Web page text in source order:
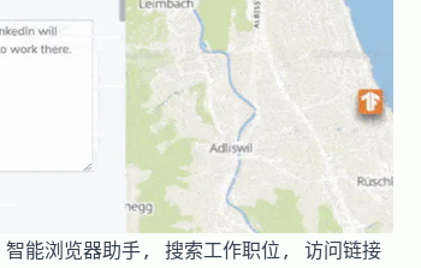
浏览器助手, 搜索工作职位, 访问链接